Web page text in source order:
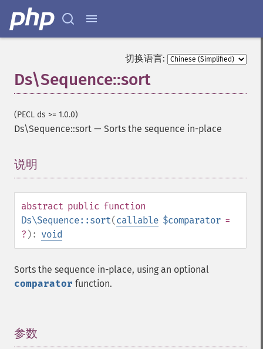
切换语言:
Ds\Sequence::sort
(PECL ds >= 1.0.0)
Ds\Sequence::sort — Sorts the sequence in-place
说明
abstract public function
Ds\Sequence::sort(callable $comparator =
? ): void
Sorts the sequence in-place, using an optional
comparator function.
参数